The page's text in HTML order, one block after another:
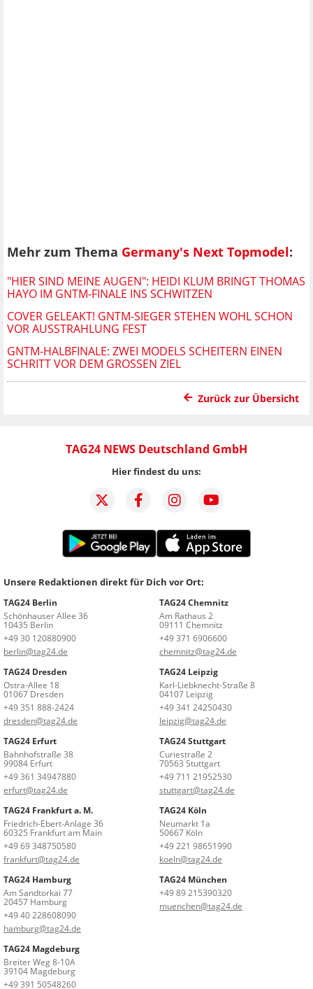
Mehr zum Thema Germany's Next Topmodel:
"HIER SIND MEINE AUGEN": HEIDI KLUM BRINGT THOMAS
HAYO IM GNTM-FINALE INS SCHWITZEN
COVER GELEAKT! GNTM-SIEGER STEHEN WOHL SCHON
VOR AUSSTRAHLUNG FEST
GNTM-HALBFINALE: ZWEI MODELS SCHEITERN EINEN
SCHRITT VOR DEM GROSSEN ZIEL
Zurück zur Übersicht
TAG24 NEWS Deutschland GmbH
Hier findest du uns:
Unsere Redaktionen direkt für Dich vor Ort:
TAG24 Berlin
Schönhauser Allee 36
10435 Berlin
+49 30 120880900
berlin@tag24.de
TAG24 Chemnitz
Am Rathaus 2
09111 Chemnitz
+49 371 6906600
chemnitz@tag24.de
TAG24 Dresden
Ostra-Allee 18
01067 Dresden
+49 351 888-2424
dresden@tag24.de
TAG24 Leipzig
Karl-Liebknecht-Straße 8
04107 Leipzig
+49 341 24250430
leipzig@tag24.de
TAG24 Erfurt
Bahnhofstraße 38
99084 Erfurt
+49 361 34947880
erfurt@tag24.de
TAG24 Stuttgart
Curiestraße 2
70563 Stuttgart
+49 711 21952530
stuttgart@tag24.de
TAG24 Frankfurt a. M.
Friedrich-Ebert-Anlage 36
60325 Frankfurt am Main
+49 69 348750580
frankfurt@tag24.de
TAG24 Köln
Neumarkt 1a
50667 Köln
+49 221 98651990
koeln@tag24.de
TAG24 Hamburg
Am Sandtorkai 77
20457 Hamburg
+49 40 228608090
hamburg@tag24.de
TAG24 München
+49 89 215390320
muenchen@tag24.de
TAG24 Magdeburg
Breiter Weg 8-10A
39104 Magdeburg
+49 391 50548260